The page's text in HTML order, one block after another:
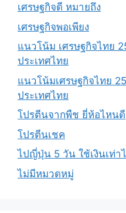
เศรษฐกิจดี หมายถึง
เศรษฐกิจพอเพียง
แนวโน้ม เศรษฐกิจไทย
ประเทศไทย
แนวโน้มเศรษฐกิจไทย
ประเทศไทย
โปรตีนจากพืช ยี่ห้อไหนดี
โปรตีนเชค
ไปญี่ปุ่น 5 วัน ใช้เงินเท่า
ไม่มีหมวดหมู่